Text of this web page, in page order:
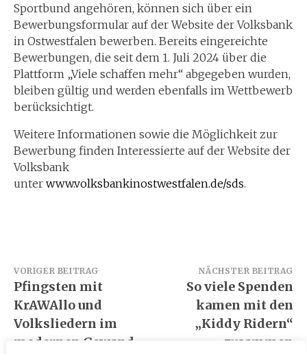
Sportbund angehören, können sich über ein
Bewerbungsformular auf der Website der Volksbank
in Ostwestfalen bewerben. Bereits eingereichte
Bewerbungen, die seit dem 1. Juli 2024 über die
Plattform „Viele schaffen mehr“ abgegeben wurden,
bleiben gültig und werden ebenfalls im Wettbewerb
berücksichtigt.
Weitere Informationen sowie die Möglichkeit zur
Bewerbung finden Interessierte auf der Website der
Volksbank
unter www.volksbankinostwestfalen.de/sds.
Beitragsnavigation
VORIGER BEITRAG
Pfingsten mit
KrAWAllo und
Volksliedern im
modernen Gewand
NÄCHSTER BEITRAG
So viele Spenden
kamen mit den
„Kiddy Ridern“
zusammen